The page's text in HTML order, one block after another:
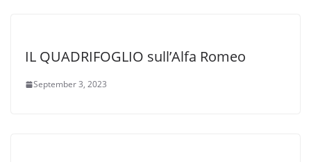
IL QUADRIFOGLIO sull’Alfa Romeo
September 3, 2023